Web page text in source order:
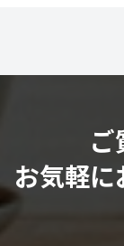
ご
お気軽に